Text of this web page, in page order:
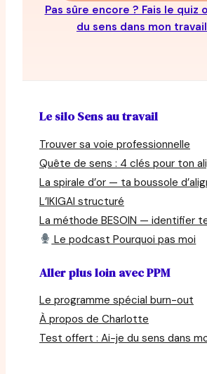
Pas sûre encore ? Fais le quiz
du sens dans mon
Le silo Sens au travail
Trouver sa voie professionnelle
Quête de sens : 4 clés pour ton
La spirale d’or — ta boussole
L’IKIGAI structuré
La méthode BESOIN — identifier
Le podcast Pourquoi pas moi
Aller plus loin avec PPM
Le programme spécial burn-out
À propos de Charlotte
Test offert : Ai-je du sens dans